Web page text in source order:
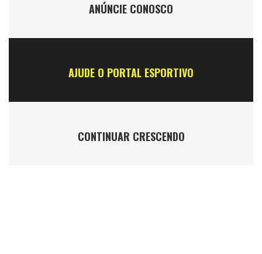
ANÚNCIE CONOSCO
AJUDE O PORTAL ESPORTIVO
CONTINUAR CRESCENDO